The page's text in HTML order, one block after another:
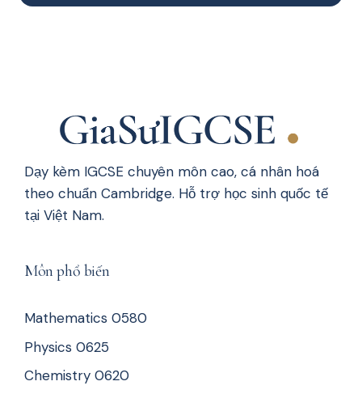
Dạy kèm IGCSE chuyên môn cao, cá nhân hoá
theo chuẩn Cambridge. Hỗ trợ học sinh quốc tế
tại Việt Nam.
Môn phổ biến
Mathematics 0580
Physics 0625
Chemistry 0620